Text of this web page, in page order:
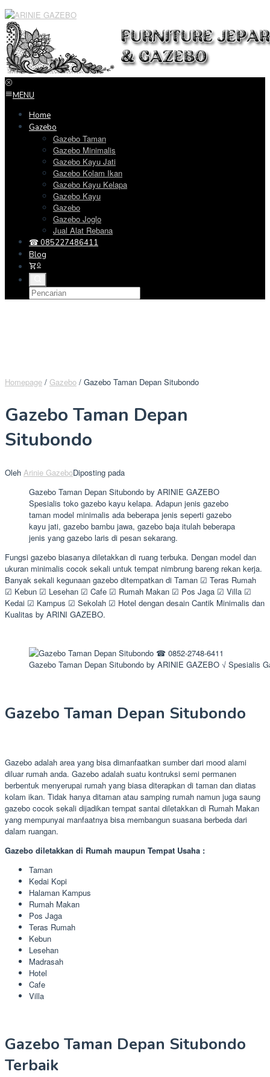
Loncat
ke
konten
MENU
Home
Gazebo
Gazebo Taman
Gazebo Minimalis
Gazebo Kayu Jati
Gazebo Kolam Ikan
Gazebo Kayu Kelapa
Gazebo Kayu
Gazebo
Gazebo Joglo
Jual Alat Rebana
☎ 085227486411
Blog
0
Homepage / Gazebo / Gazebo Taman Depan Situbondo
Gazebo Taman Depan
Situbondo
Oleh Arinie GazeboDiposting pada
Gazebo Taman Depan Situbondo by ARINIE GAZEBO
Spesialis toko gazebo kayu kelapa. Adapun jenis gazebo
taman model minimalis ada beberapa jenis seperti gazebo
kayu jati, gazebo bambu jawa, gazebo baja itulah beberapa
jenis yang gazebo laris di pesan sekarang.
Fungsi gazebo biasanya diletakkan di ruang terbuka. Dengan model dan
ukuran minimalis cocok sekali untuk tempat nimbrung bareng rekan kerja.
Banyak sekali kegunaan gazebo ditempatkan di Taman ☑ Teras Rumah
☑ Kebun ☑ Lesehan ☑ Cafe ☑ Rumah Makan ☑ Pos Jaga ☑ Villa ☑
Kedai ☑ Kampus ☑ Sekolah ☑ Hotel dengan desain Cantik Minimalis dan
Kualitas by ARINI GAZEBO.
Gazebo Taman Depan Situbondo by ARINIE GAZEBO √ Spesialis
Gazebo Taman Depan Situbondo
Gazebo adalah area yang bisa dimanfaatkan sumber dari mood alami
diluar rumah anda. Gazebo adalah suatu kontruksi semi permanen
berbentuk menyerupai rumah yang biasa diterapkan di taman dan diatas
kolam ikan. Tidak hanya ditaman atau samping rumah namun juga saung
gazebo cocok sekali dijadikan tempat santai diletakkan di Rumah Makan
yang mempunyai manfaatnya bisa membangun suasana berbeda dari
dalam ruangan.
Gazebo diletakkan di Rumah maupun Tempat Usaha :
Taman
Kedai Kopi
Halaman Kampus
Rumah Makan
Pos Jaga
Teras Rumah
Kebun
Lesehan
Madrasah
Hotel
Cafe
Villa
Gazebo Taman Depan Situbondo
Terbaik